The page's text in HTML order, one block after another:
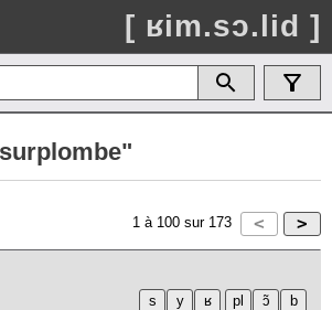
[ ʁim.sɔ.lid ]
1 à 100 sur 173